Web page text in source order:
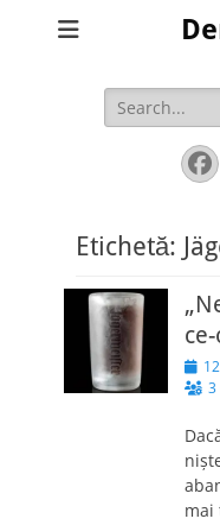
Search
for:
Etichetă:
on 3
mai